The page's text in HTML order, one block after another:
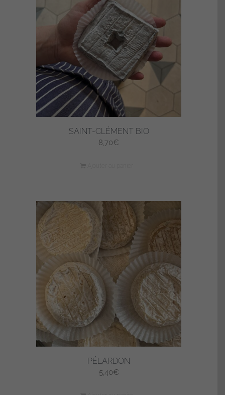
SAINT-CLÉMENT BIO
8,70€
PÉLARDON
5,40€